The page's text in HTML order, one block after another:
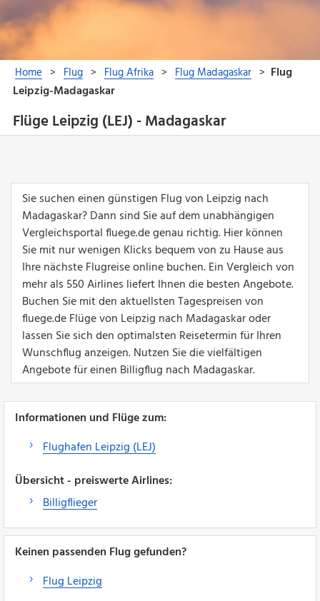
Flüge Leipzig (LEJ) - Madagaskar
Sie suchen einen günstigen Flug von Leipzig nach
Madagaskar? Dann sind Sie auf dem unabhängigen
Vergleichsportal fluege.de genau richtig. Hier können
Sie mit nur wenigen Klicks bequem von zu Hause aus
Ihre nächste Flugreise online buchen. Ein Vergleich von
mehr als 550 Airlines liefert Ihnen die besten Angebote.
Buchen Sie mit den aktuellsten Tagespreisen von
fluege.de Flüge von Leipzig nach Madagaskar oder
lassen Sie sich den optimalsten Reisetermin für Ihren
Wunschflug anzeigen. Nutzen Sie die vielfältigen
Angebote für einen Billigflug nach Madagaskar.
Informationen und Flüge zum:
Flughafen Leipzig (LEJ)
Übersicht - preiswerte Airlines:
Billigflieger
Keinen passenden Flug gefunden?
Flug Leipzig